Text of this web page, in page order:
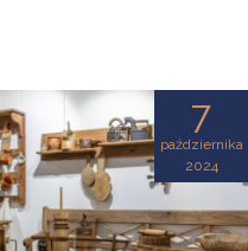
7
października
2024